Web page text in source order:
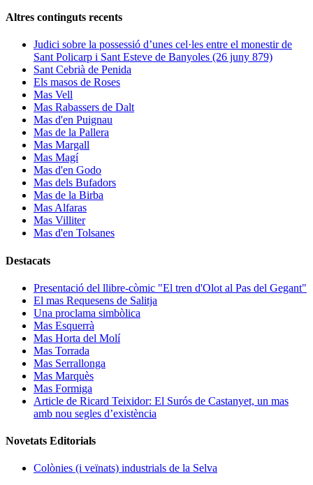
Altres continguts recents
Judici sobre la possessió d’unes cel·les entre el monestir de
Sant Policarp i Sant Esteve de Banyoles (26 juny 879)
Sant Cebrià de Penida
Els masos de Roses
Mas Vell
Mas Rabassers de Dalt
Mas d'en Puignau
Mas de la Pallera
Mas Margall
Mas Magí
Mas d'en Godo
Mas dels Bufadors
Mas de la Birba
Mas Alfaras
Mas Villiter
Mas d'en Tolsanes
Destacats
Presentació del llibre-còmic "El tren d'Olot al Pas del Gegant"
El mas Requesens de Salitja
Una proclama simbòlica
Mas Esquerrà
Mas Horta del Molí
Mas Torrada
Mas Serrallonga
Mas Marquès
Mas Formiga
Article de Ricard Teixidor: El Surós de Castanyet, un mas
amb nou segles d’existència
Novetats Editorials
Colònies (i veïnats) industrials de la Selva